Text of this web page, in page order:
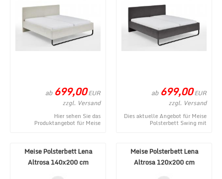
ab 699,00EUR
zzgl. Versand
Hier sehen Sie das
Produktangebot für Meise
ab 699,00EUR
zzgl. Versand
Dies aktuelle Angebot für Meise
Polsterbett Swing mit
Meise Polsterbett Lena
Altrosa 140x200 cm
Meise Polsterbett Lena
Altrosa 120x200 cm